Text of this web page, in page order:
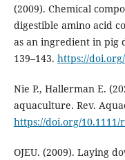
(2009). Chemical
digestible amino acid
as an ingredient in pig
139–143. https://
Nie P., Hallerman E.
aquaculture. Rev.
https://doi.org/10.1111/
OJEU. (2009). Laying